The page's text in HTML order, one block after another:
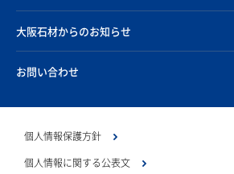
大阪石材からのお知らせ
お問い合わせ
個人情報保護方針
個人情報に関する公表文